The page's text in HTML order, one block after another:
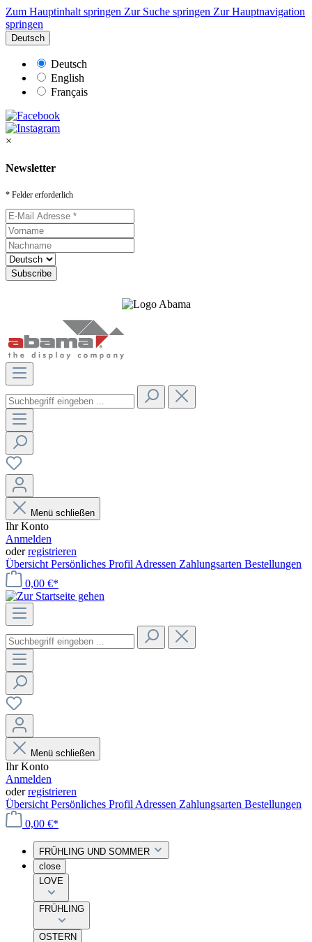
Zum Hauptinhalt springen Zur Suche springen Zur Hauptnavigation
springen
Deutsch
Deutsch
English
Français
×
Newsletter
* Felder erforderlich
Menü schließen
Ihr Konto
Anmelden
oderregistrieren
Übersicht Persönliches Profil Adressen Zahlungsarten Bestellungen
0,00 €*
Menü schließen
Ihr Konto
Anmelden
oderregistrieren
Übersicht Persönliches Profil Adressen Zahlungsarten Bestellungen
0,00 €*
FRÜHLING UND SOMMER
close
LOVE
FRÜHLING
OSTERN